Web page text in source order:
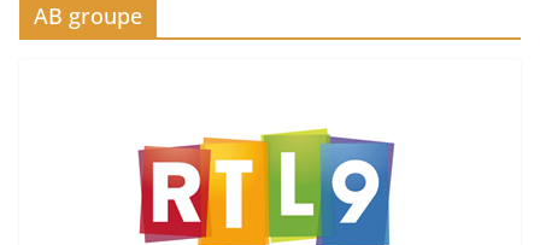
AB groupe